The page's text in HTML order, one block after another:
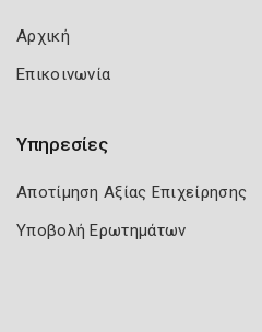
Αρχική
Επικοινωνία
Υπηρεσίες
Αποτίμηση Αξίας Επιχείρησης
Υποβολή Ερωτημάτων